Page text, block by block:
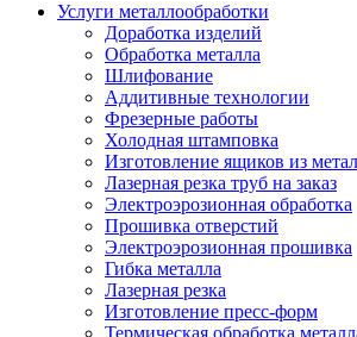
Услуги металлообработки
Доработка изделий
Обработка металла
Шлифование
Аддитивные технологии
Фрезерные работы
Холодная штамповка
Изготовление ящиков из
Лазерная резка труб на заказ
Электроэрозионная обработка
Прошивка отверстий
Электроэрозионная прошивка
Гибка металла
Лазерная резка
Изготовление пресс-форм
Термическая обработка